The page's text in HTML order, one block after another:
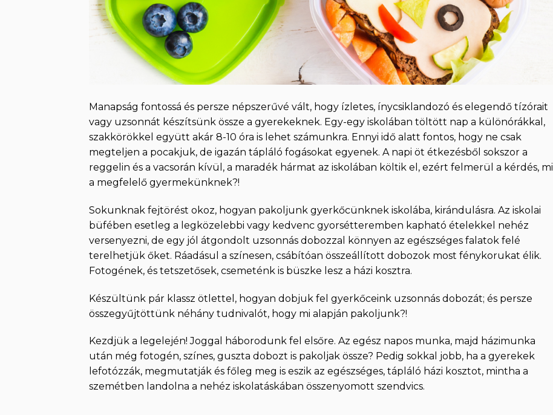
Manapság fontossá és persze népszerűvé vált, hogy ízletes, ínycsiklandozó és elegendő tízórait
vagy uzsonnát készítsünk össze a gyerekeknek. Egy-egy iskolában töltött nap a különórákkal,
szakkörökkel együtt akár 8-10 óra is lehet számunkra. Ennyi idő alatt fontos, hogy ne csak
megteljen a pocakjuk, de igazán tápláló fogásokat egyenek. A napi öt étkezésből sokszor a
reggelin és a vacsorán kívül, a maradék hármat az iskolában költik el, ezért felmerül a kérdés, mi
a megfelelő gyermekünknek?!
Sokunknak fejtörést okoz, hogyan pakoljunk gyerkőcünknek iskolába, kirándulásra. Az iskolai
büfében esetleg a legközelebbi vagy kedvenc gyorsétteremben kapható ételekkel nehéz
versenyezni, de egy jól átgondolt uzsonnás dobozzal könnyen az egészséges falatok felé
terelhetjük őket. Ráadásul a színesen, csábítóan összeállított dobozok most fénykorukat élik.
Fotogének, és tetszetősek, csemeténk is büszke lesz a házi kosztra.
Készültünk pár klassz ötlettel, hogyan dobjuk fel gyerkőceink uzsonnás dobozát; és persze
összegyűjtöttünk néhány tudnivalót, hogy mi alapján pakoljunk?!
Kezdjük a legelején! Joggal háborodunk fel elsőre. Az egész napos munka, majd házimunka
után még fotogén, színes, guszta dobozt is pakoljak össze? Pedig sokkal jobb, ha a gyerekek
lefotózzák, megmutatják és főleg meg is eszik az egészséges, tápláló házi kosztot, mintha a
szemétben landolna a nehéz iskolatáskában összenyomott szendvics.